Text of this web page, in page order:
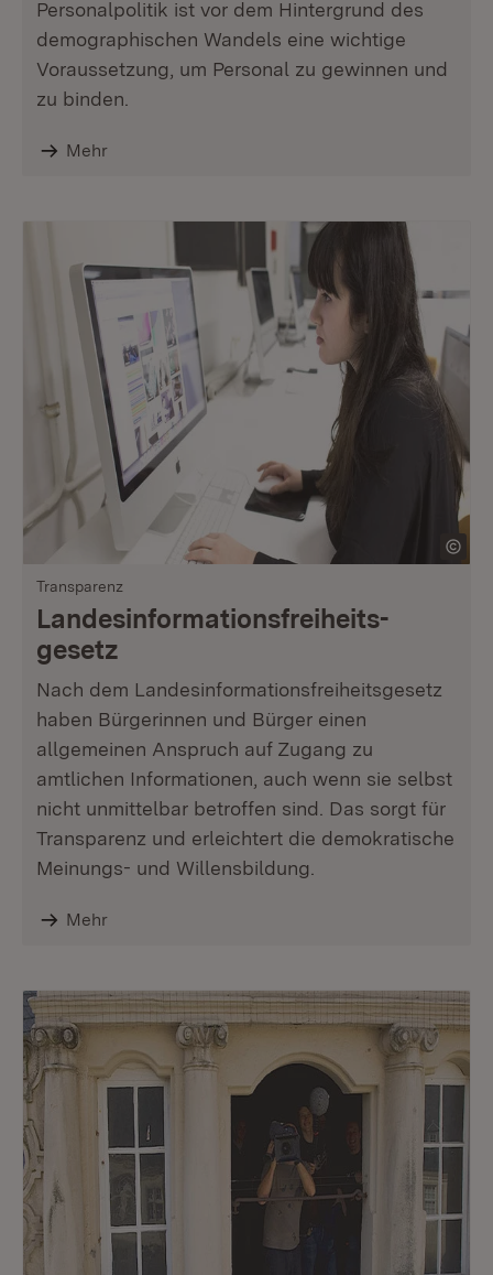
Personalpolitik ist vor dem Hintergrund des
demographischen Wandels eine wichtige
Voraussetzung, um Personal zu gewinnen und
zu binden.
Mehr
Transparenz
Landesinformationsfreiheits­
gesetz
Nach dem Landesinformationsfreiheitsgesetz
haben Bürgerinnen und Bürger einen
allgemeinen Anspruch auf Zugang zu
amtlichen Informationen, auch wenn sie selbst
nicht unmittelbar betroffen sind. Das sorgt für
Transparenz und erleichtert die demokratische
Meinungs- und Willensbildung.
Mehr